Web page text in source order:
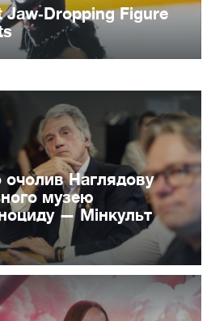
Наглядову
музею
— Мінкульт